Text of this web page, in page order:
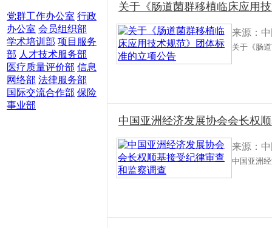
党群工作办公室 行政
办公室 会员组织部
学术培训部 项目服务
部 人才技术服务部
医疗质量评价部 信息
网络部 法律服务部
国际交流合作部 保险
事业部
关于《肠道菌群移植临床应用
来源：
关于《肠
中国亚洲经济发展协会会长权
来源：
中国亚洲